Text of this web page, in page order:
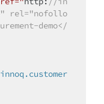
rel="nofollo
demo</